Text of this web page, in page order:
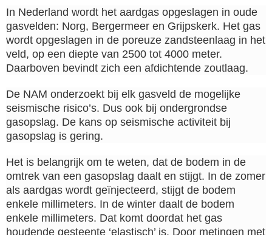
In Nederland wordt het aardgas opgeslagen in oude
gasvelden: Norg, Bergermeer en Grijpskerk. Het gas
wordt opgeslagen in de poreuze zandsteenlaag in het
veld, op een diepte van 2500 tot 4000 meter.
Daarboven bevindt zich een afdichtende zoutlaag.
De NAM onderzoekt bij elk gasveld de mogelijke
seismische risico’s. Dus ook bij ondergrondse
gasopslag. De kans op seismische activiteit bij
gasopslag is gering.
Het is belangrijk om te weten, dat de bodem in de
omtrek van een gasopslag daalt en stijgt. In de zomer
als aardgas wordt geïnjecteerd, stijgt de bodem
enkele millimeters. In de winter daalt de bodem
enkele millimeters. Dat komt doordat het gas
houdende gesteente ‘elastisch’ is. Door metingen met